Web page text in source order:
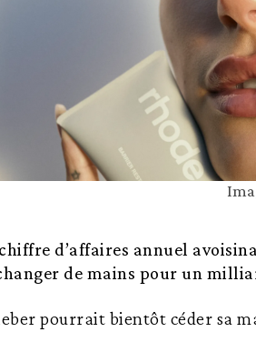
d’affaires annuel
de mains pour un
pourrait bientôt céder sa